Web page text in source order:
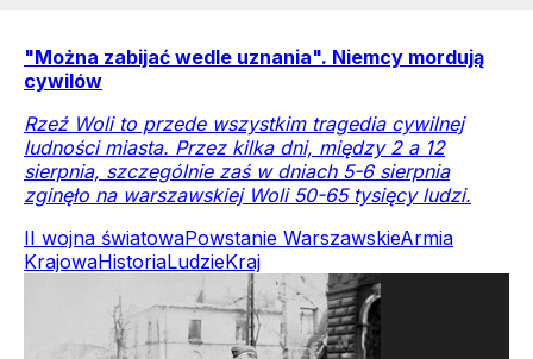
"Można zabijać wedle uznania". Niemcy mordują
cywilów
Rzeź Woli to przede wszystkim tragedia cywilnej
ludności miasta. Przez kilka dni, między 2 a 12
sierpnia, szczególnie zaś w dniach 5-6 sierpnia
zginęło na warszawskiej Woli 50-65 tysięcy ludzi.
II wojna światowaPowstanie WarszawskieArmia
KrajowaHistoriaLudzieKraj